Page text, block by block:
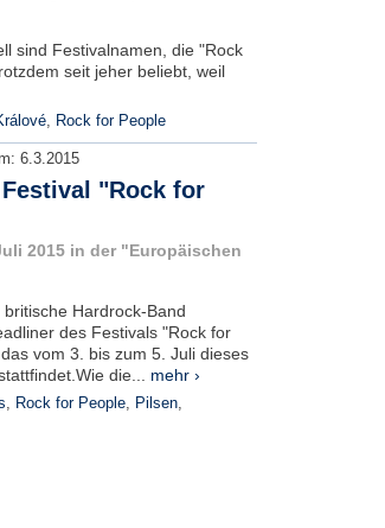
sind Festivalnamen, die "Rock
seit jeher beliebt, weil
, Rock for People
6.3.2015
"Rock for
2015 in der "Europäischen
Hardrock-Band
des Festivals "Rock for
vom 3. bis zum 5. Juli dieses
die... mehr ›
, Rock for People, Pilsen,